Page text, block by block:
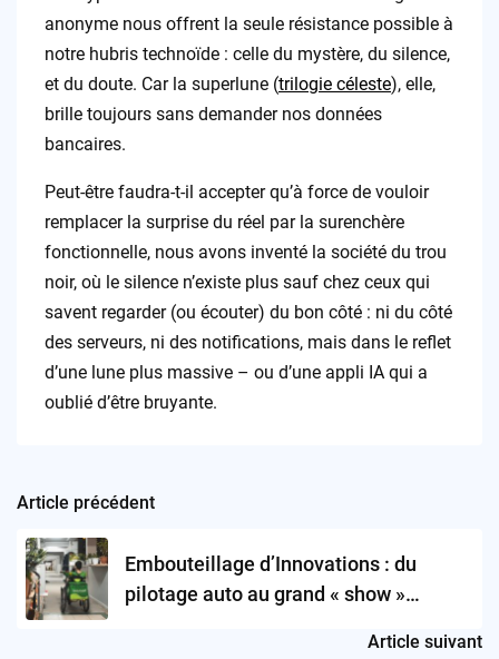
anonyme nous offrent la seule résistance possible à
notre hubris technoïde : celle du mystère, du silence,
et du doute. Car la superlune (trilogie céleste), elle,
brille toujours sans demander nos données
bancaires.
Peut-être faudra-t-il accepter qu’à force de vouloir
remplacer la surprise du réel par la surenchère
fonctionnelle, nous avons inventé la société du trou
noir, où le silence n’existe plus sauf chez ceux qui
savent regarder (ou écouter) du bon côté : ni du côté
des serveurs, ni des notifications, mais dans le reflet
d’une lune plus massive – ou d’une appli IA qui a
oublié d’être bruyante.
Post
navigation
Article précédent
Embouteillage d’Innovations : du
pilotage auto au grand « show »
Article suivant